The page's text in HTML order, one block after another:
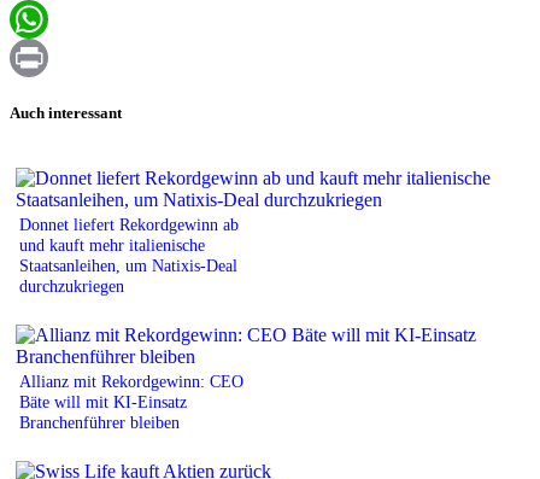
Email
WhatsApp
Auch interessant
Donnet liefert Rekordgewinn ab
und kauft mehr italienische
Staatsanleihen, um Natixis-Deal
durchzukriegen
Allianz mit Rekordgewinn: CEO
Bäte will mit KI-Einsatz
Branchenführer bleiben